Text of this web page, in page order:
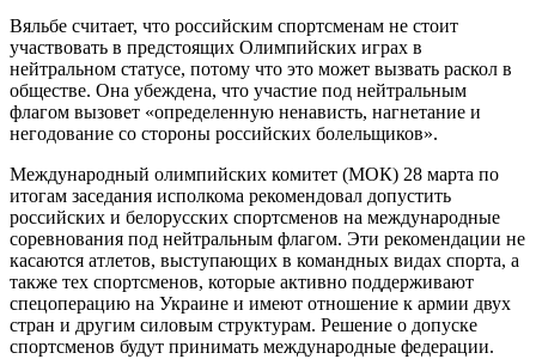
Вяльбе считает, что российским спортсменам не стоит
участвовать в предстоящих Олимпийских играх в
нейтральном статусе, потому что это может вызвать раскол в
обществе. Она убеждена, что участие под нейтральным
флагом вызовет «определенную ненависть, нагнетание и
негодование со стороны российских болельщиков».
Международный олимпийских комитет (МОК) 28 марта по
итогам заседания исполкома рекомендовал допустить
российских и белорусских спортсменов на международные
соревнования под нейтральным флагом. Эти рекомендации не
касаются атлетов, выступающих в командных видах спорта, а
также тех спортсменов, которые активно поддерживают
спецоперацию на Украине и имеют отношение к армии двух
стран и другим силовым структурам. Решение о допуске
спортсменов будут принимать международные федерации.